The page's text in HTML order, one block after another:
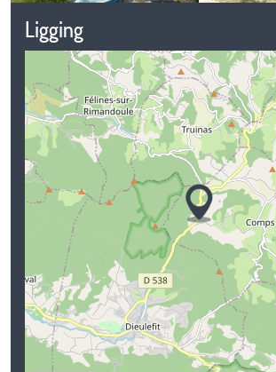
Ligging